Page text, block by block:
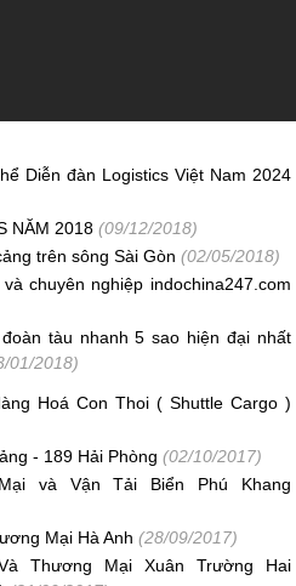
Diễn đàn Logistics Việt Nam 2024
NĂM 2018 (09/12/2018)
trên sông Sài Gòn (02/05/2018)
chuyên nghiệp indochina247.com
tàu nhanh 5 sao hiện đại nhất
01/2018)
Hoá Con Thoi ( Shuttle Cargo )
- 189 Hải Phòng(02/10/2017)
và Vận Tải Biển Phú Khang
Mại Hà Anh (28/09/2017)
Thương Mại Xuân Trường Hai